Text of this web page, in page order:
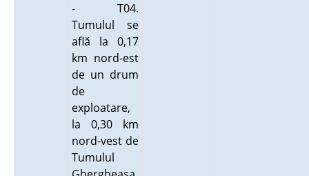
- T04.
Tumulul se
află la 0,17
km nord-est
de un drum
de
exploatare,
la 0,30 km
nord-vest de
Tumulul